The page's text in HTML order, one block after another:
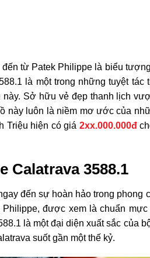
đến từ Patek Philippe là biểu
là một trong những tuyệt tác
Sở hữu vẻ đẹp thanh lịch
này luôn là niềm mơ ước của
Triệu hiện có giá 2xx.000.000đ
Calatrava 3588.1
đến sự hoàn hảo trong phong
được xem là chuẩn mực
là một đại diện xuất sắc của
suốt gần một thế kỷ.